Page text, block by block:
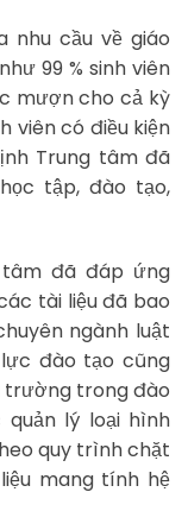
nhu cầu về giáo
99 % sinh viên
mượn cho cả kỳ
viên có điều kiện
Trung tâm đã
tập, đào tạo,
tâm đã đáp ứng
tài liệu đã bao
ngành luật
đào tạo cũng
trường trong đào
quản lý loại hình
quy trình chặt
mang tính hệ